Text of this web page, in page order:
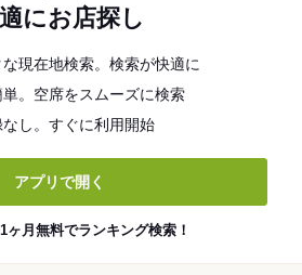
にお店探し
現在地検索。検索が快適に
。空席をスムーズに検索
し。すぐに利用開始
アプリで開く
ヶ月無料でランキング検索！